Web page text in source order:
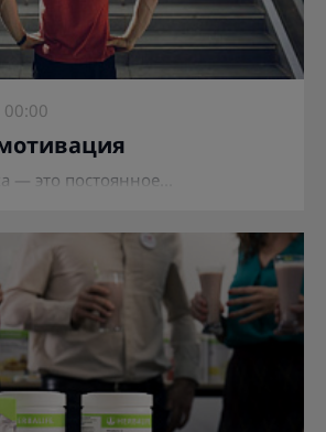
— это постоянное...